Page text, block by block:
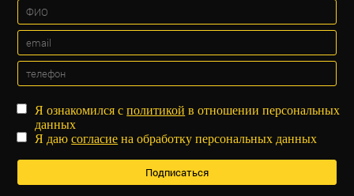
Я ознакомился сполитикой в отношении персональных
данных
Я даюсогласие на обработку персональных данных